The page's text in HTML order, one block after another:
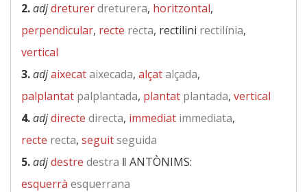
2.adjdreturerdreturera, horitzontal,
perpendicular, recte recta, rectilini rectilínia,
vertical
3.adjaixecataixecada, alçatalçada,
palplantat palplantada, plantat plantada, vertical
4.adjdirecte directa, immediat immediata,
recte recta, seguitseguida
5.adjdestre destra ‖ ANTÒNIMS:
esquerrà esquerrana